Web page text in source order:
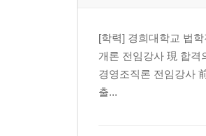
Ⅴ. 중요사건법(critical
Ⅵ. 적합한 직무정보 수집방
제5절 직무분석 기법 85
Ⅰ. 개 요 85
[학력] 경희대학교 법
개론 전임강사 現 합격
경영조직론 전임강사
출...